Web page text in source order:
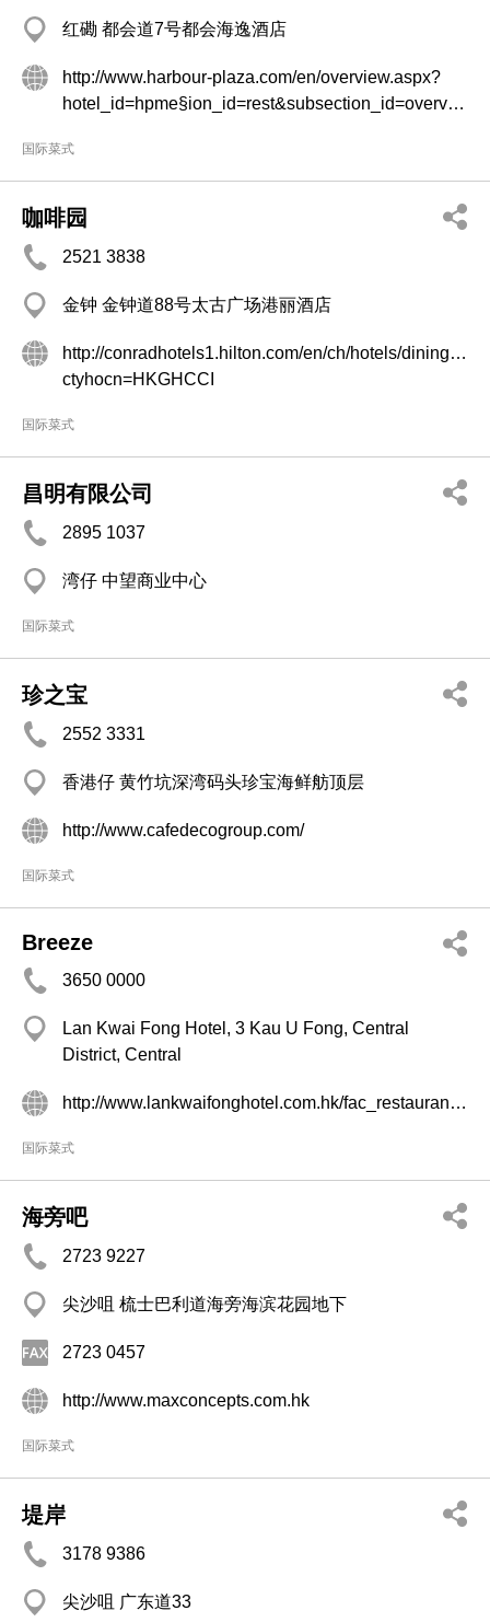
红磡 都会道7号都会海逸酒店
http://www.harbour-plaza.com/en/overview.aspx?
hotel_id=hpme§ion_id=rest&subsection_id=overview
国际菜式
咖啡园
2521 3838
金钟 金钟道88号太古广场港丽酒店
http://conradhotels1.hilton.com/en/ch/hotels/dining.do?
ctyhocn=HKGHCCI
国际菜式
昌明有限公司
2895 1037
湾仔 中望商业中心
国际菜式
珍之宝
2552 3331
香港仔 黄竹坑深湾码头珍宝海鲜舫顶层
http://www.cafedecogroup.com/
国际菜式
Breeze
3650 0000
Lan Kwai Fong Hotel, 3 Kau U Fong, Central
District, Central
http://www.lankwaifonghotel.com.hk/fac_restaurants.asp
国际菜式
海旁吧
2723 9227
尖沙咀 梳士巴利道海旁海滨花园地下
2723 0457
http://www.maxconcepts.com.hk
国际菜式
堤岸
3178 9386
尖沙咀 广东道33